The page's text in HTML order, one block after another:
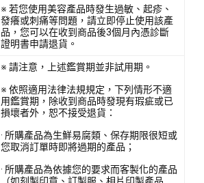
※ 若您使用美容產品時發生過敏、起疹、
發癢或刺痛等問題，請立即停止使用該產
品，您可以在收到商品後3個月內憑診斷
證明書申請退貨。
※ 請注意，上述鑑賞期並非試用期。
※ 依照適用法律法規規定，下列情形不適
用鑑賞期，除收到商品時發現有瑕疵或已
損壞者外，恕不接受退貨：
· 所購產品為生鮮易腐類、保存期限很短或
您取消訂單時即將過期的產品；
· 所購產品為依據您的要求而客製化的產品
（如刻製印章、訂製服、相片印製產品